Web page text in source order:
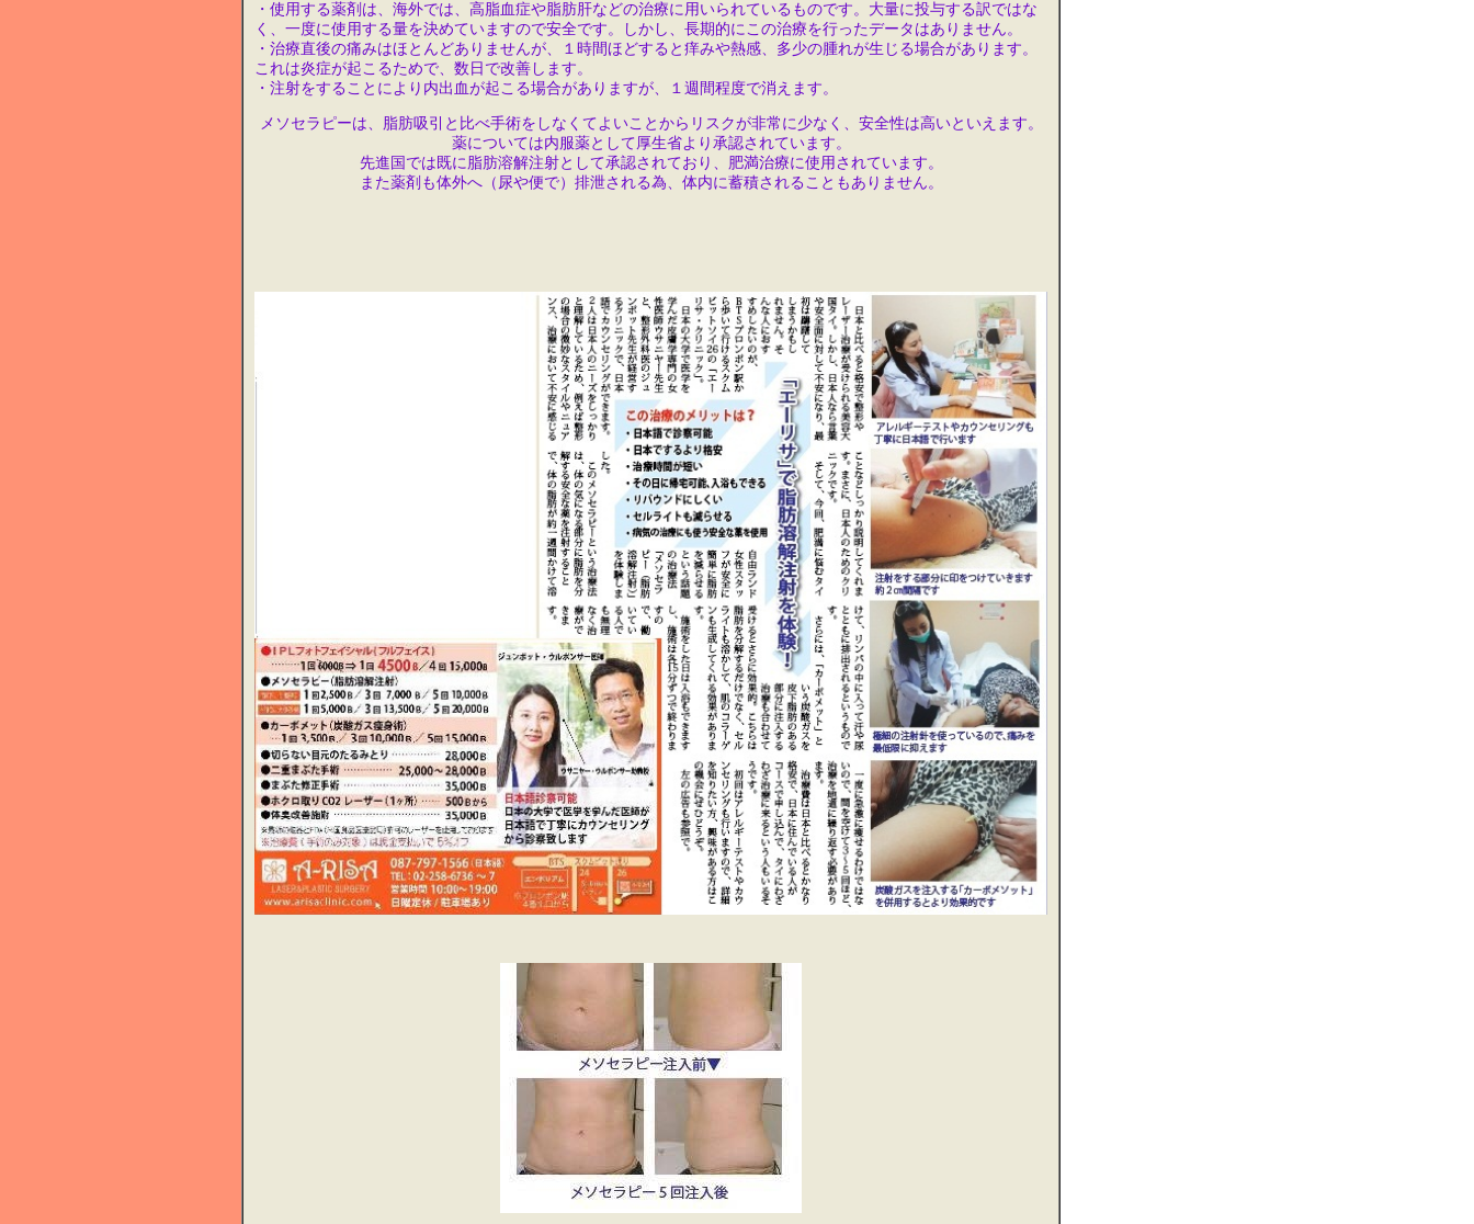
・使用する薬剤は、海外では、高脂血症や脂肪肝などの治療に用いられているものです。大量に投与する訳ではな
く、一度に使用する量を決めていますので安全です。しかし、長期的にこの治療を行ったデータはありません。
・治療直後の痛みはほとんどありませんが、１時間ほどすると痒みや熱感、多少の腫れが生じる場合があります。
これは炎症が起こるためで、数日で改善します。
・注射をすることにより内出血が起こる場合がありますが、１週間程度で消えます。
メソセラピーは、脂肪吸引と比べ手術をしなくてよいことからリスクが非常に少なく、安全性は高いといえます。
薬については内服薬として厚生省より承認されています。
先進国では既に脂肪溶解注射として承認されており、肥満治療に使用されています。
また薬剤も体外へ（尿や便で）排泄される為、体内に蓄積されることもありません。